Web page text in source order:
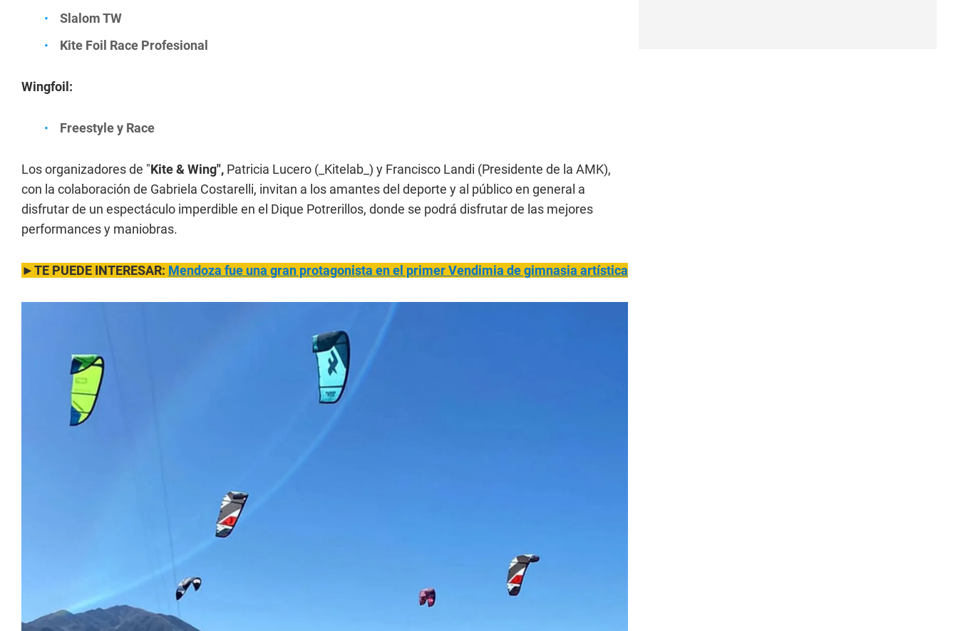
Slalom TW
Kite Foil Race Profesional
Wingfoil:
Freestyle y Race
Los organizadores de "Kite & Wing", Patricia Lucero (_Kitelab_) y Francisco Landi (Presidente de la AMK),
con la colaboración de Gabriela Costarelli, invitan a los amantes del deporte y al público en general a
disfrutar de un espectáculo imperdible en el Dique Potrerillos, donde se podrá disfrutar de las mejores
performances y maniobras.
►TE PUEDE INTERESAR: Mendoza fue una gran protagonista en el primer Vendimia de gimnasia artística